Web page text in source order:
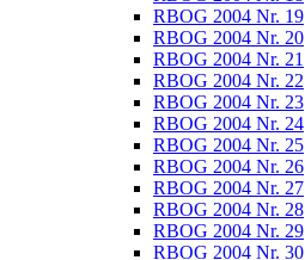
RBOG 2004 Nr. 19
RBOG 2004 Nr. 20
RBOG 2004 Nr. 21
RBOG 2004 Nr. 22
RBOG 2004 Nr. 23
RBOG 2004 Nr. 24
RBOG 2004 Nr. 25
RBOG 2004 Nr. 26
RBOG 2004 Nr. 27
RBOG 2004 Nr. 28
RBOG 2004 Nr. 29
RBOG 2004 Nr. 30